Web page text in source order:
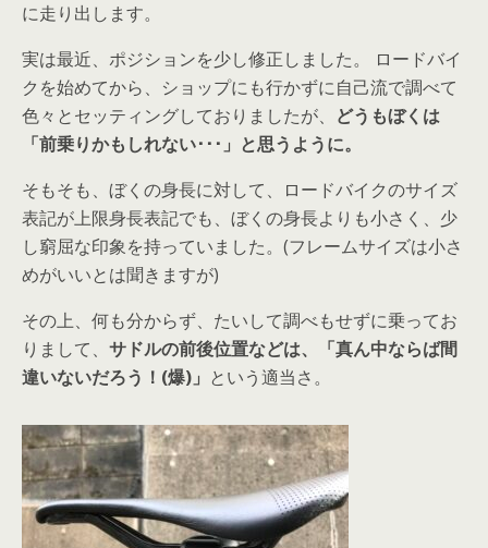
に走り出します。
実は最近、ポジションを少し修正しました。 ロードバイ
クを始めてから、ショップにも行かずに自己流で調べて
色々とセッティングしておりましたが、 どうもぼくは
「前乗りかもしれない･･･」と思うように。
そもそも、ぼくの身長に対して、ロードバイクのサイズ
表記が上限身長表記でも、ぼくの身長よりも小さく、少
し窮屈な印象を持っていました。(フレームサイズは小さ
めがいいとは聞きますが)
その上、何も分からず、たいして調べもせずに乗ってお
りまして、 サドルの前後位置などは、「真ん中ならば間
違いないだろう！(爆)」 という適当さ。